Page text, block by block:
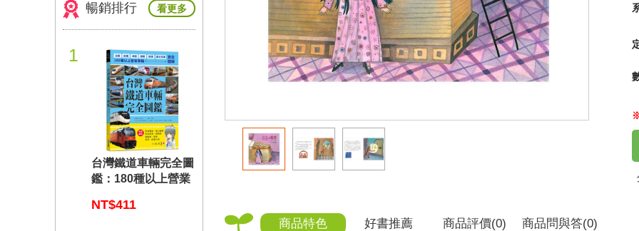
暢銷排行 看更多
1
台灣鐵道車輛完全圖
鑑：180種以上營業
NT$411
商品特色 好書推薦 商品評價(0) 商品問與答(0)